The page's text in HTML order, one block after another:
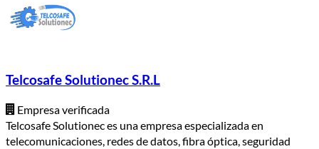
Telcosafe Solutionec S.R.L
Empresa verificada
Telcosafe Solutionec es una empresa especializada en
telecomunicaciones, redes de datos, fibra óptica, seguridad